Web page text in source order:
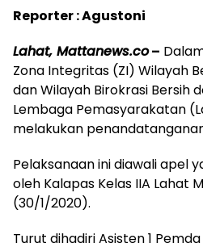
Reporter : Agustoni
Lahat, Mattanews.co–
Zona Integritas (ZI) Wilayah
dan Wilayah Birokrasi Bersih
Lembaga Pemasyarakatan
melakukan
Pelaksanaan ini diawali apel
oleh Kalapas Kelas IIA Lahat
(30/1/2020).
Turut dihadiri Asisten 1